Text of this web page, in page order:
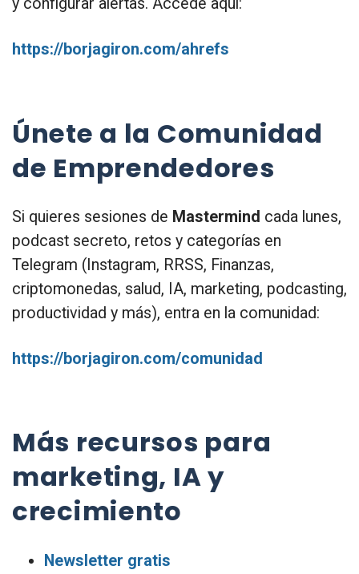
y configurar alertas. Accede aquí:
https://borjagiron.com/ahrefs
Únete a la Comunidad
de Emprendedores
Si quieres sesiones de Mastermind cada lunes,
podcast secreto, retos y categorías en
Telegram (Instagram, RRSS, Finanzas,
criptomonedas, salud, IA, marketing, podcasting,
productividad y más), entra en la comunidad:
https://borjagiron.com/comunidad
Más recursos para
marketing, IA y
crecimiento
Newsletter gratis